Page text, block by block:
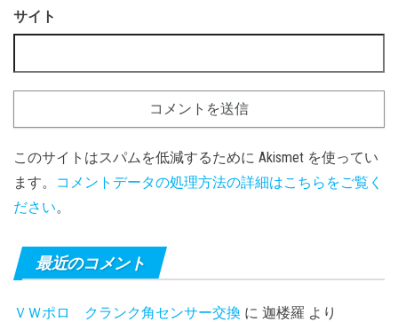
サイト
このサイトはスパムを低減するために Akismet を使ってい
ます。
コメントデータの処理方法の詳細はこちらをご覧く
ださい。
最近のコメント
ＶＷポロ クランク角センサー交換 に 迦楼羅 より